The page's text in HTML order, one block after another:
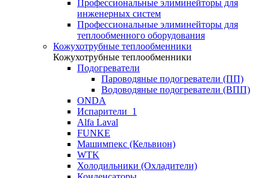
Профессиональные элиминейторы для
инженерных систем
Профессиональные элиминейторы для
теплообменного оборудования
Кожухотрубные теплообменники
Кожухотрубные теплообменники
Подогреватели
Пароводяные подогреватели (ПП)
Водоводяные подогреватели (ВПП)
ONDA
Испарители_1
Alfa Laval
FUNKE
Машимпекс (Кельвион)
WTK
Холодильники (Охладители)